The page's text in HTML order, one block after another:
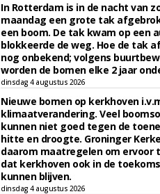
In Rotterdam is in de nacht van
maandag een grote tak
een boom. De tak kwam op een
blokkeerde de weg. Hoe de tak
nog onbekend; volgens
worden de bomen elke 2 jaar
dinsdag 4 augustus 2026
Nieuwe bomen op kerkhoven
klimaatverandering. Veel
kunnen niet goed tegen de
hitte en droogte. Groninger
daarom maatregelen om ervoor
dat kerkhoven ook in de
kunnen blijven.
dinsdag 4 augustus 2026